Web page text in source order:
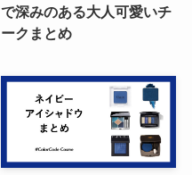
で深みのある大人可愛いチ
ークまとめ